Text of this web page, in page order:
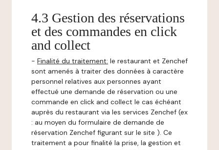
4.3 Gestion des réservations
et des commandes en click
and collect
- Finalité du traitement: le restaurant et Zenchef
sont amenés à traiter des données à caractère
personnel relatives aux personnes ayant
effectué une demande de réservation ou une
commande en click and collect le cas échéant
auprès du restaurant via les services Zenchef (ex
: au moyen du formulaire de demande de
réservation Zenchef figurant sur le site ). Ce
traitement a pour finalité la prise, la gestion et